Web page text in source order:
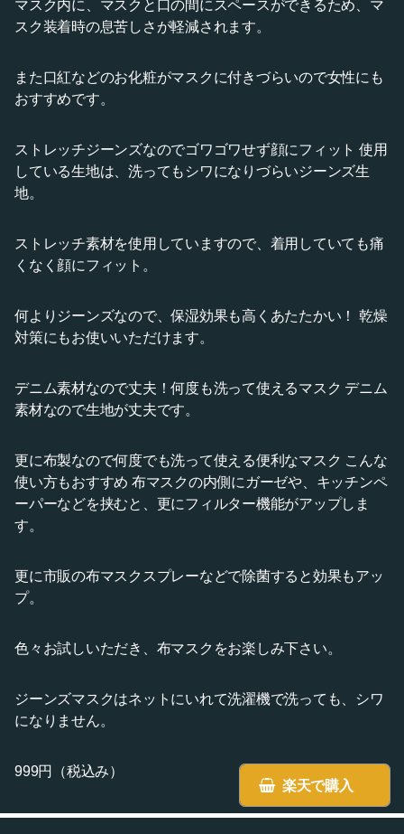
マスク内に、マスクと口の間にスペースができるため、マ
スク装着時の息苦しさが軽減されます。
また口紅などのお化粧がマスクに付きづらいので女性にも
おすすめです。
ストレッチジーンズなのでゴワゴワせず顔にフィット 使用
している生地は、洗ってもシワになりづらいジーンズ生
地。
ストレッチ素材を使用していますので、着用していても痛
くなく顔にフィット。
何よりジーンズなので、保湿効果も高くあたたかい！ 乾燥
対策にもお使いいただけます。
デニム素材なので丈夫！何度も洗って使えるマスク デニム
素材なので生地が丈夫です。
更に布製なので何度でも洗って使える便利なマスク こんな
使い方もおすすめ 布マスクの内側にガーゼや、キッチンペ
ーパーなどを挟むと、更にフィルター機能がアップしま
す。
更に市販の布マスクスプレーなどで除菌すると効果もアッ
プ。
色々お試しいただき、布マスクをお楽しみ下さい。
ジーンズマスクはネットにいれて洗濯機で洗っても、シワ
になりません。
楽天で購入
999円（税込み）